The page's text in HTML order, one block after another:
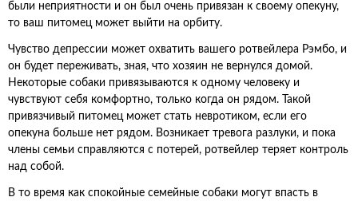
были неприятности и он был очень привязан к своему опекуну,
то ваш питомец может выйти на орбиту.
Чувство депрессии может охватить вашего ротвейлера Рэмбо, и
он будет переживать, зная, что хозяин не вернулся домой.
Некоторые собаки привязываются к одному человеку и
чувствуют себя комфортно, только когда он рядом. Такой
привязчивый питомец может стать невротиком, если его
опекуна больше нет рядом. Возникает тревога разлуки, и пока
члены семьи справляются с потерей, ротвейлер теряет контроль
над собой.
В то время как спокойные семейные собаки могут впасть в